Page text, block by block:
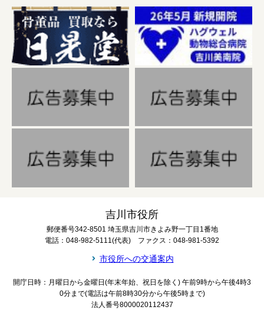
吉川市役所
郵便番号342-8501 埼玉県吉川市きよみ野一丁目1番地
電話：048-982-5111(代表) ファクス：048-981-5392
市役所への交通案内
開庁日時：月曜日から金曜日(年末年始、祝日を除く) 午前9時から午後4時3
0分まで(電話は午前8時30分から午後5時まで)
法人番号8000020112437